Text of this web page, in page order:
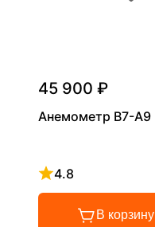
45 900 ₽
Анемометр В7-А9
4.8
Рейтинг 4.8 из 5
В корзину